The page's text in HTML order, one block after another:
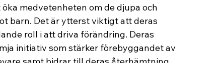
medvetenheten om de djupa och
barn. Det är ytterst viktigt att deras
roll i att driva förändring. Deras
initiativ som stärker förebyggandet av